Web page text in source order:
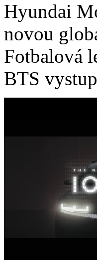
Hyundai
novou
Fotbalová
BTS